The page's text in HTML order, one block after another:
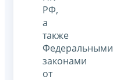
РФ,
а
также
Федеральными
законами
от